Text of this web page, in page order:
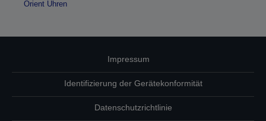
Orient Uhren
Impressum
Identifizierung der Gerätekonformität
Datenschutzrichtlinie